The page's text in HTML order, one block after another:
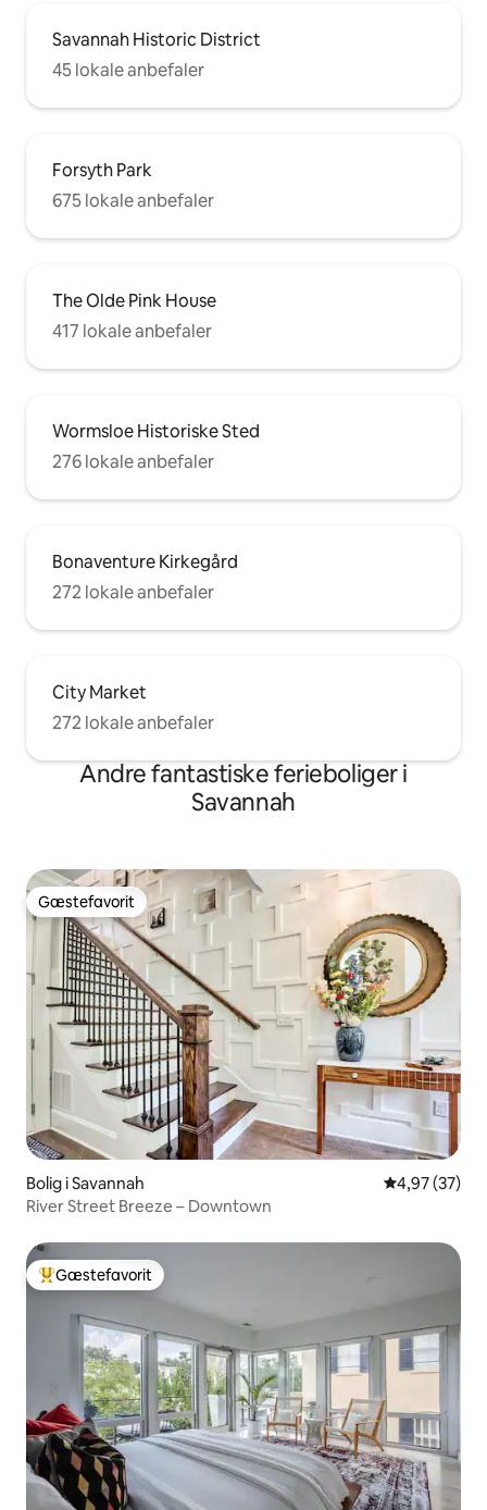
Savannah Historic District
45 lokale anbefaler
Forsyth Park
675 lokale anbefaler
The Olde Pink House
417 lokale anbefaler
Wormsloe Historiske Sted
276 lokale anbefaler
Bonaventure Kirkegård
272 lokale anbefaler
City Market
272 lokale anbefaler
Andre fantastiske ferieboliger i
Savannah
Gæstefavorit
Gæstefavorit
Bolig i Savannah 4,97 ud af 5 i
4,97 (37)
River Street Breeze – Downtown
Bedste gæstefavorit
Gæstefavorit